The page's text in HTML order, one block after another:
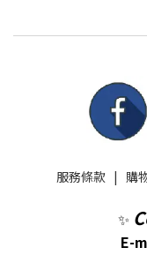
服務條款| 購
✨
E-